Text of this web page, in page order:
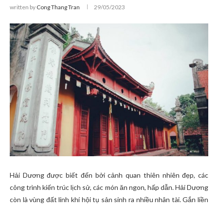
written by Cong Thang Tran 29/05/2023
Hải Dương được biết đến bởi cảnh quan thiên nhiên đẹp, các
công trình kiến trúc lịch sử, các món ăn ngon, hấp dẫn. Hải Dương
còn là vùng đất linh khí hội tụ sản sinh ra nhiều nhân tài. Gắn liền